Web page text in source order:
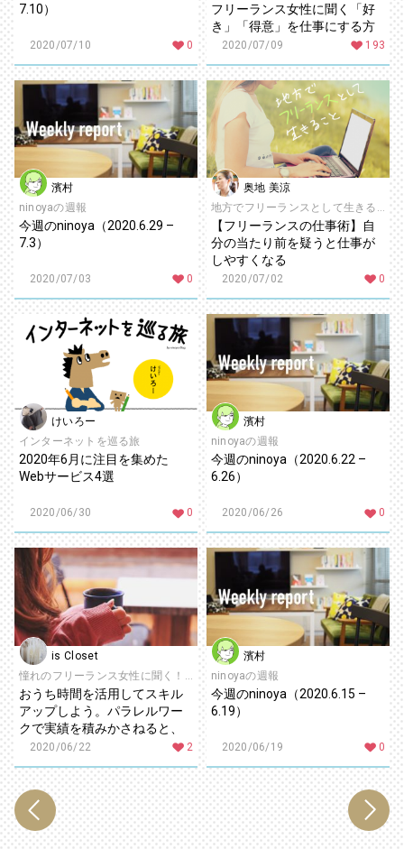
2020/07/10
7.10）
0 2020/07/09
フリーランス女性に聞く「好
き」「得意」を仕事にする方
法 ～歴史系フリーライター 五
193
濱村
2020/07/03
ninoyaの週報
今週のninoya（2020.6.29 –
7.3）
0
奥地 美涼
2020/07/02
地方でフリーランスとして生きること
【フリーランスの仕事術】自
分の当たり前を疑うと仕事が
しやすくなる
0
けいろー
2020/06/30
インターネットを巡る旅
2020年6月に注目を集めた
Webサービス4選
0
濱村
2020/06/26
ninoyaの週報
今週のninoya（2020.6.22 –
6.26）
0
is Closet
2020/06/22
おうち時間を活用してスキル
アップしよう。パラレルワー
クで実績を積みかさねると、
これからの働き方は広がる～
業のはじめ方～
2
濱村
2020/06/19
ninoyaの週報
今週のninoya（2020.6.15 –
6.19）
0